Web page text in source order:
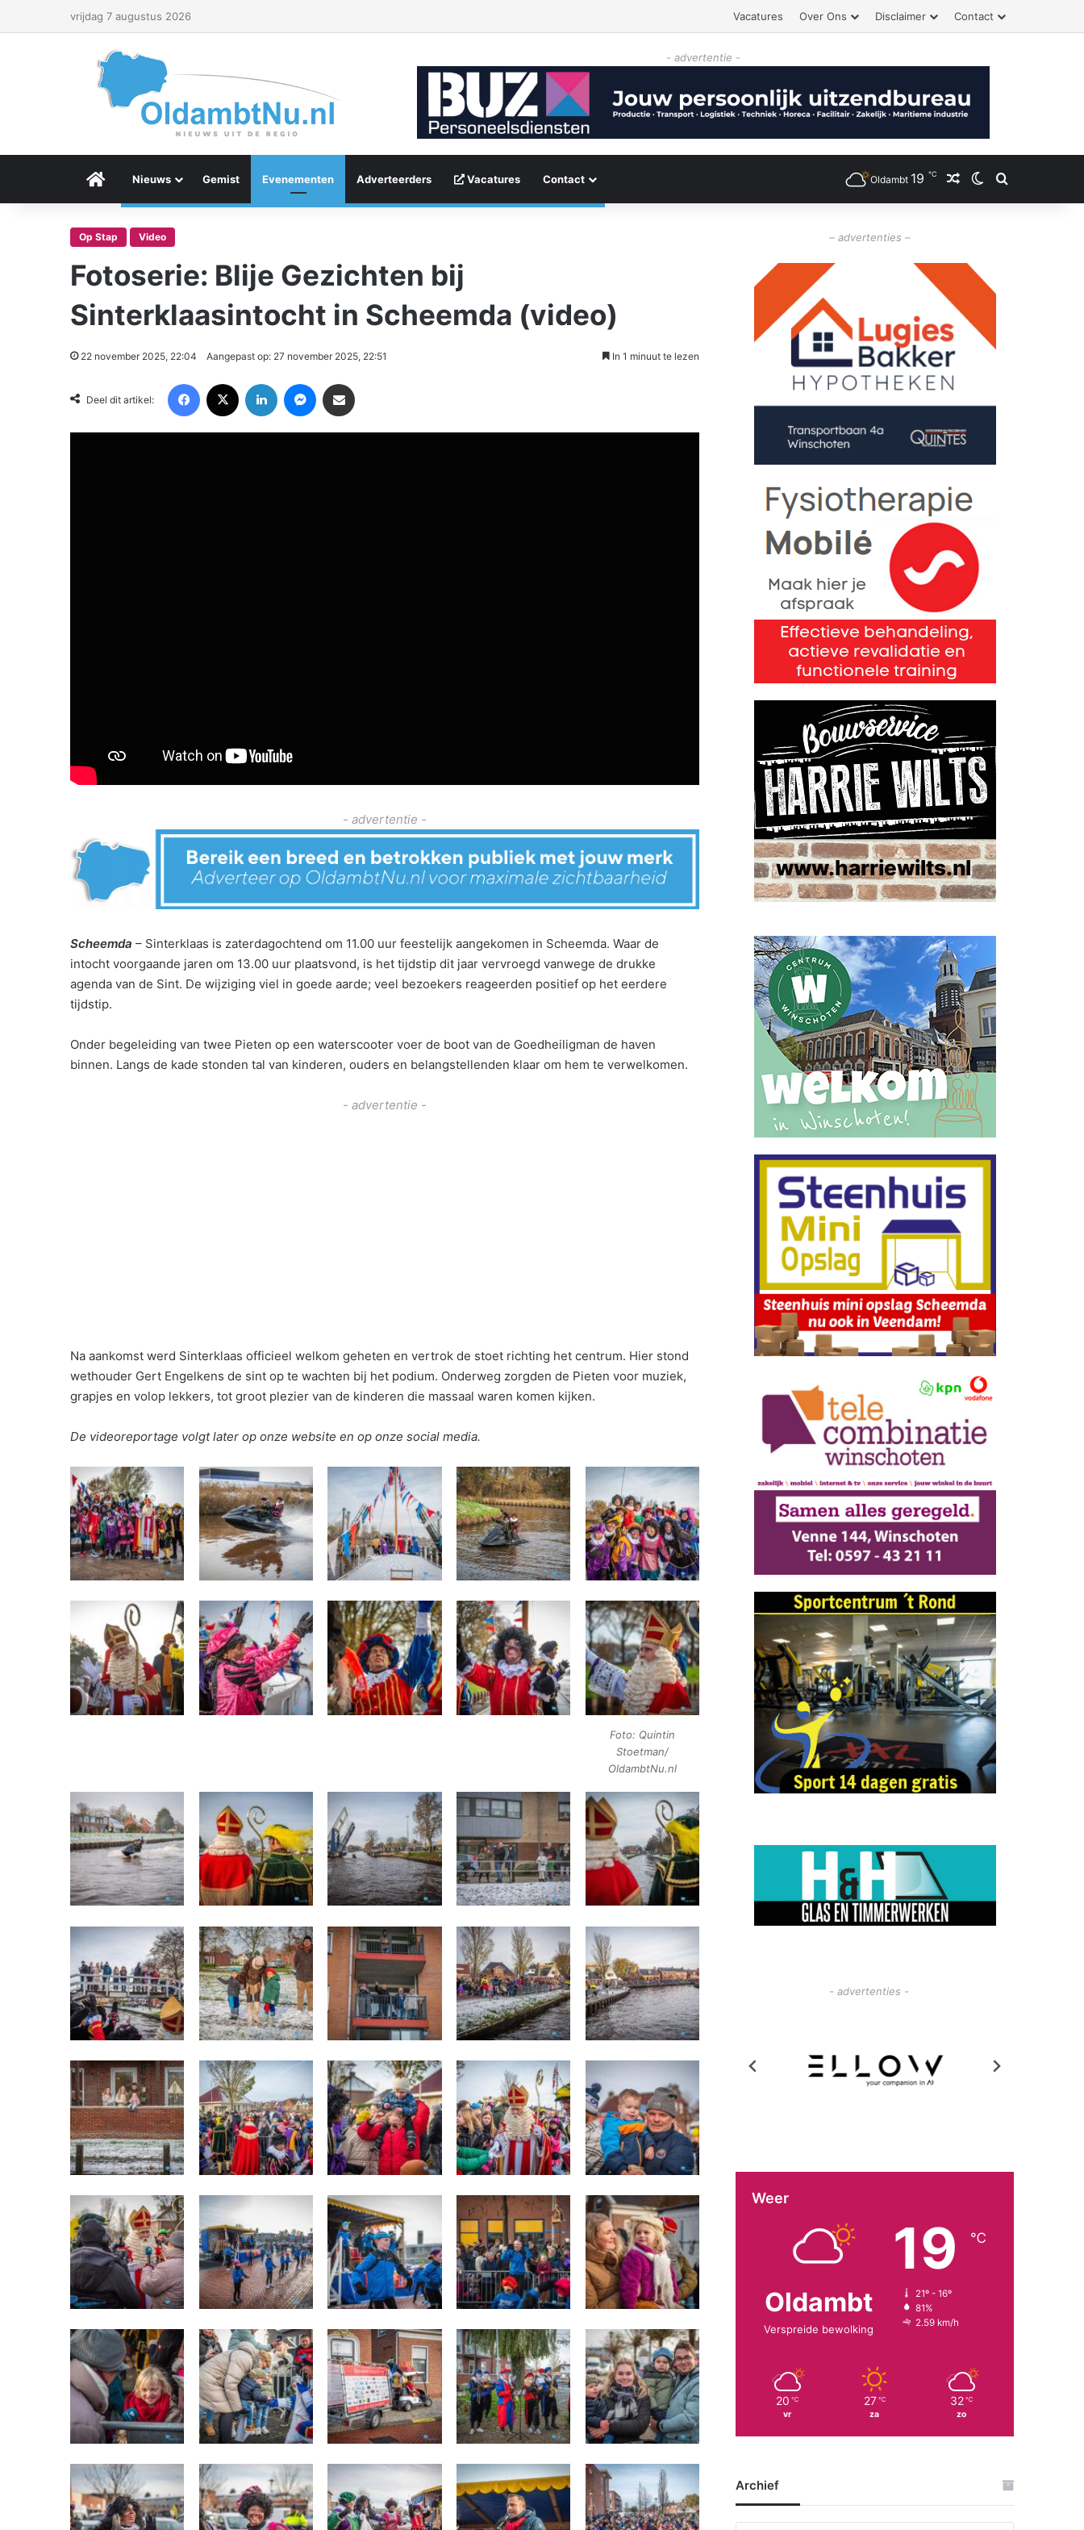
vrijdag 7 augustus 2026 Vacatures Over Ons Disclaimer Contact
- advertentie -
Menu Item
Nieuws Gemist Evenementen Adverteerders Vacatures Contact Oldambt 19 ℃ Willekeurig artikel
Switch skin
Zoeken
Op Stap Video
Fotoserie: Blije Gezichten bij
Sinterklaasintocht in Scheemda (video)
22 november 2025, 22:04 Aangepast op: 27 november 2025, 22:51 In 1 minuut te lezen
Deel dit artikel:
- advertentie -
Scheemda – Sinterklaas is zaterdagochtend om 11.00 uur feestelijk aangekomen in Scheemda. Waar de
intocht voorgaande jaren om 13.00 uur plaatsvond, is het tijdstip dit jaar vervroegd vanwege de drukke
agenda van de Sint. De wijziging viel in goede aarde; veel bezoekers reageerden positief op het eerdere
tijdstip.
Onder begeleiding van twee Pieten op een waterscooter voer de boot van de Goedheiligman de haven
binnen. Langs de kade stonden tal van kinderen, ouders en belangstellenden klaar om hem te verwelkomen.
- advertentie -
Na aankomst werd Sinterklaas officieel welkom geheten en vertrok de stoet richting het centrum. Hier stond
wethouder Gert Engelkens de sint op te wachten bij het podium. Onderweg zorgden de Pieten voor muziek,
grapjes en volop lekkers, tot groot plezier van de kinderen die massaal waren komen kijken.
De videoreportage volgt later op onze website en op onze social media.
Foto: Quintin
Stoetman/
OldambtNu.nl
– advertenties –
- advertenties -
Weer
Oldambt
Verspreide bewolking
19 ℃
21º - 16º
81%
2.59 km/h
20 ℃
vr
27 ℃
za
32 ℃
zo
Archief